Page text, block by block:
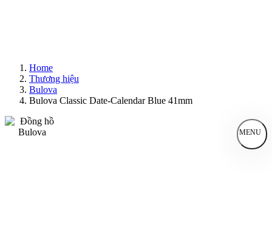
Home
Thương hiệu
Bulova
Bulova Classic Date-Calendar Blue 41mm
MENU